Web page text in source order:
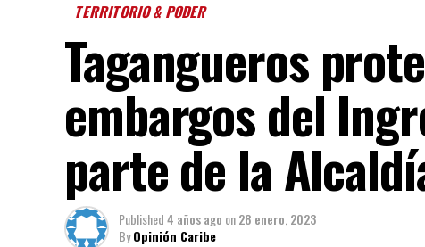
TERRITORIO & PODER
Tagangueros
embargos del
parte de la
Published4 años ago on28 enero, 2023
ByOpinión Caribe